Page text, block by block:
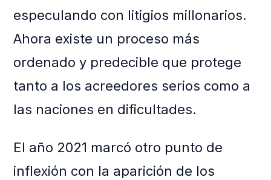
especulando con litigios millonarios.
Ahora existe un proceso más
ordenado y predecible que protege
tanto a los acreedores serios como a
las naciones en dificultades.
El año 2021 marcó otro punto de
inflexión con la aparición de los